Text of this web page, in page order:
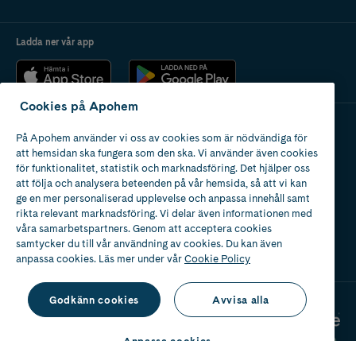
Ladda ner vår app
Apotek med tillstånd
av Läkemedelsverket
Cookies på Apohem
På Apohem använder vi oss av cookies som är nödvändiga för
att hemsidan ska fungera som den ska. Vi använder även cookies
för funktionalitet, statistik och marknadsföring. Det hjälper oss
att följa och analysera beteenden på vår hemsida, så att vi kan
ge en mer personaliserad upplevelse och anpassa innehåll samt
rikta relevant marknadsföring. Vi delar även informationen med
våra samarbetspartners. Genom att acceptera cookies
samtycker du till vår användning av cookies. Du kan även
anpassa cookies. Läs mer under vårCookie Policy
Godkänn cookies Avvisa alla